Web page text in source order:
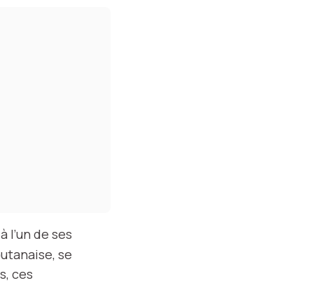
l’un de ses
se
ces